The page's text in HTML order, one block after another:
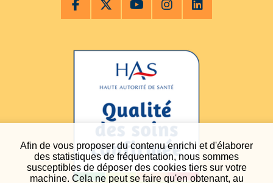
Afin de vous proposer du contenu enrichi et d'élaborer
des statistiques de fréquentation, nous sommes
susceptibles de déposer des cookies tiers sur votre
machine. Cela ne peut se faire qu'en obtenant, au